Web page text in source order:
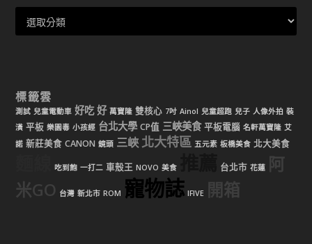
標籤雲
測試 兒童電動車 好吃 好 萬寶隆 雙核心 7吋 Ainol 兒童超跑 兒子 人像外拍 裝
潢 平板 樂園毒 小孩經 台北大學 CP值 三峽美食 平板電腦 名軒萬寶隆 艾
諾 新莊美食 CANON 鏡頭 三峽 北大特區 五元素 板橋美食 北大美食
吃到飽 一打二 車殼王 NOVO 美食 台北市 花蓮
阿
米GO 台灣 新北市 ROM 寵物誌 IFIVE 開箱